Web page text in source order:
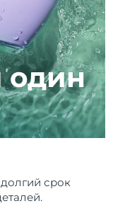
один
срок